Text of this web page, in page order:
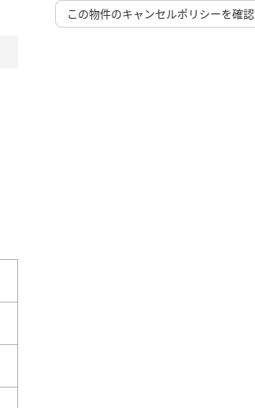
この物件のキャンセルポリシーを確認